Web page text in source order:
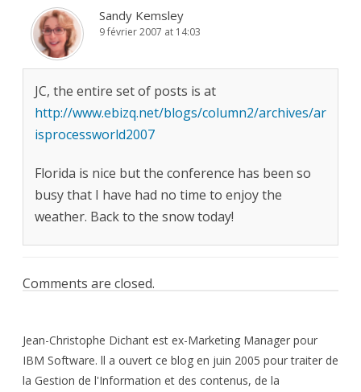
Sandy Kemsley
9 février 2007 at 14:03
JC, the entire set of posts is at
http://www.ebizq.net/blogs/column2/archives/ar
isprocessworld2007
Florida is nice but the conference has been so
busy that I have had no time to enjoy the
weather. Back to the snow today!
Comments are closed.
Jean-Christophe Dichant est ex-Marketing Manager pour
IBM Software. ll a ouvert ce blog en juin 2005 pour traiter de
la Gestion de l'Information et des contenus, de la